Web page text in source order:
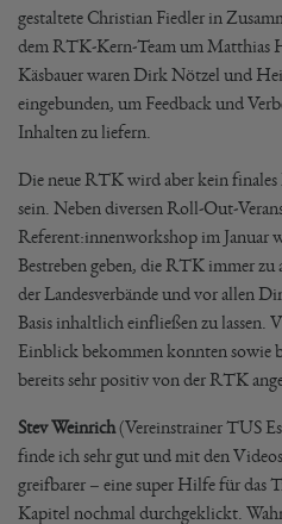
gestaltete Christian Fiedler in
dem RTK-Kern-Team um Matthias
Käsbauer waren Dirk Nötzel und
eingebunden, um Feedback und
Inhalten zu liefern.
Die neue RTK wird aber kein
sein. Neben diversen Roll-Out-
Referent:innenworkshop im Januar
Bestreben geben, die RTK immer zu
der Landesverbände und vor allen
Basis inhaltlich einfließen zu lassen.
Einblick bekommen konnten sowie
bereits sehr positiv von der RTK
Stev Weinrich(Vereinstrainer TUS
finde ich sehr gut und mit den
greifbarer – eine super Hilfe für das
Kapitel nochmal durchgeklickt.